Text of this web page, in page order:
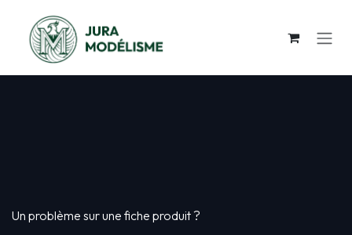
Un problème sur une fiche produit ?